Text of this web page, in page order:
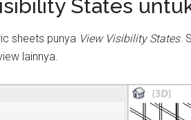
States
sheets punya View Visibility States.
lainnya.